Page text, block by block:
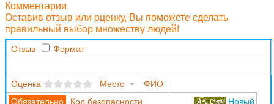
Комментарии
Оставив отзыв или оценку, Вы поможете сделать
правильный выбор множеству людей!
Отзыв Формат
Оценка Место
ФИО
Код безопасности
Новый